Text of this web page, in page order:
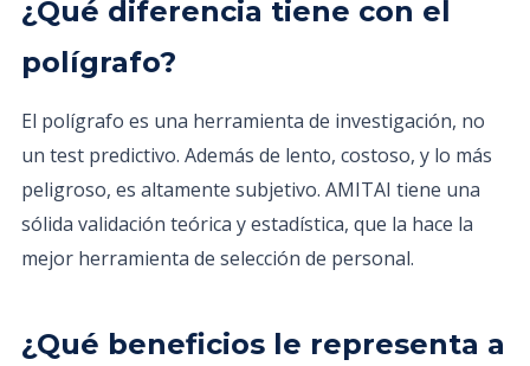
¿Qué diferencia tiene con el
polígrafo?
El polígrafo es una herramienta de investigación, no
un test predictivo. Además de lento, costoso, y lo más
peligroso, es altamente subjetivo. AMITAI tiene una
sólida validación teórica y estadística, que la hace la
mejor herramienta de selección de personal.
¿Qué beneficios le representa a